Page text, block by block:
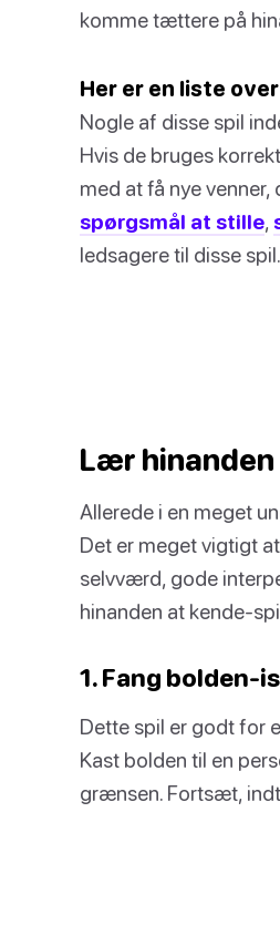
komme tættere på
Her er en liste
Nogle af disse spil
Hvis de bruges
med at få nye
spørgsmål at stille,
ledsagere til disse spil.
Lær
Allerede i en meget
Det er meget vigtigt
selvværd, gode
hinanden at kende-
1. Fang bolden-
Dette spil er godt for
Kast bolden til en
grænsen. Fortsæt,